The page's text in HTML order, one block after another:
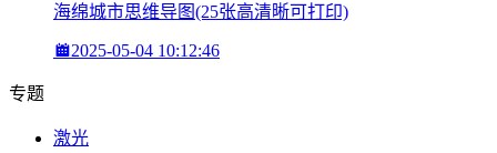
海绵城市思维导图(25张高清晰可打印)
2025-05-04 10:12:46
专题
激光